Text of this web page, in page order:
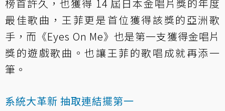
榜首許久，也獲得 14 屆日本金唱片獎的年度
最佳歌曲，王菲更是首位獲得該獎的亞洲歌
手，而《Eyes On Me》也是第一支獲得金唱片
獎的遊戲歌曲。也讓王菲的歌唱成就再添一
筆。
系統大革新 抽取連結擺第一